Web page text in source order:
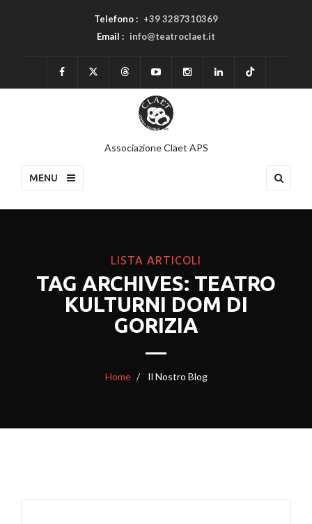
Telefono : +39 3287310369
Email : info@teatroclaet.it
Associazione Claet APS
MENU
LISTA ARTICOLI
TAG ARCHIVES: TEATRO
KULTURNI DOM DI
GORIZIA
Home Il Nostro Blog